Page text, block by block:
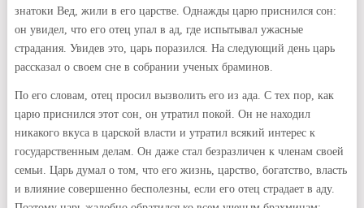
знатоки Вед, жили в его царстве. Однажды царю приснился сон:
он увидел, что его отец упал в ад, где испытывал ужасные
страдания. Увидев это, царь поразился. На следующий день царь
рассказал о своем сне в собрании ученых браминов.
По его словам, отец просил вызволить его из ада. С тех пор, как
царю приснился этот сон, он утратил покой. Он не находил
никакого вкуса в царской власти и утратил всякий интерес к
государственным делам. Он даже стал безразличен к членам своей
семьи. Царь думал о том, что его жизнь, царство, богатство, власть
и влияние совершенно бесполезны, если его отец страдает в аду.